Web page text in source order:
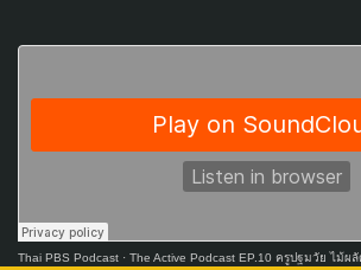
Thai PBS Podcast · The Active Podcast EP.10 ครูปฐมวัย ไม้ผ